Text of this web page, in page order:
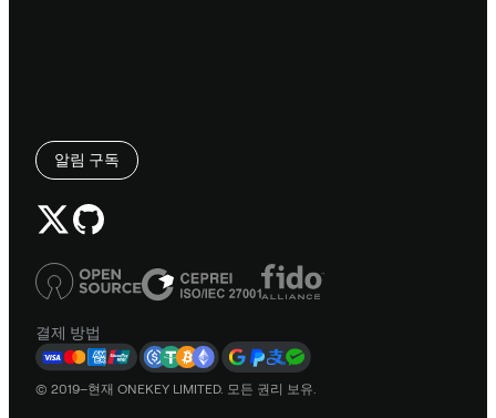
알림 구독
결제 방법
© 2019–현재 ONEKEY LIMITED. 모든 권리 보유.